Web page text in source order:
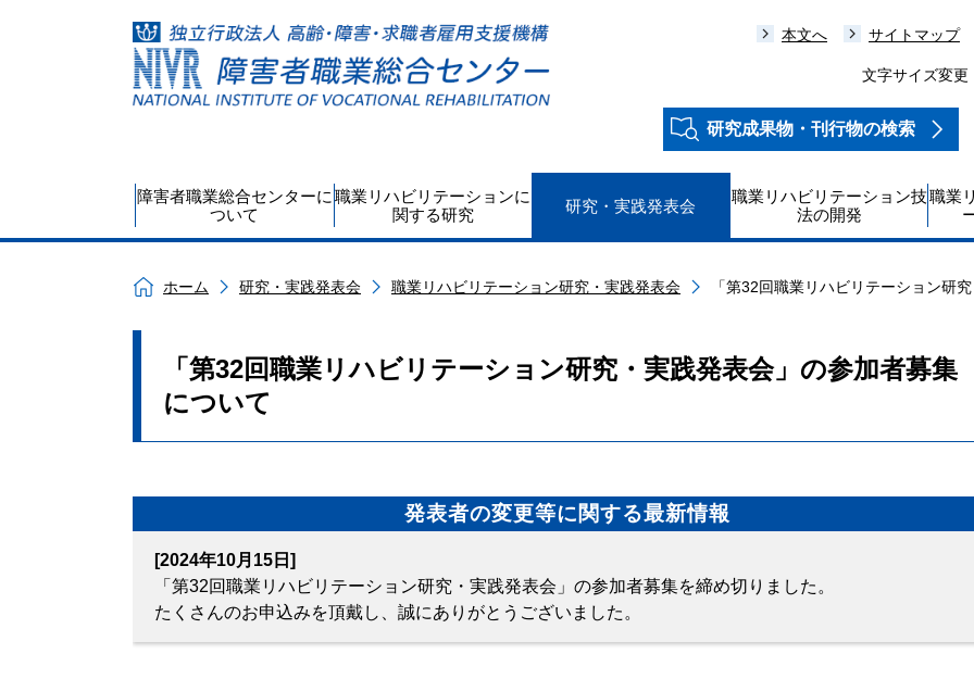
本文へ サイトマップ
文字サイズ変更
研究成果物・刊行物の検索
障害者職業総合センターに
ついて
職業リハビリテーションに
関する研究
研究・実践発表会
職業リハビリテーション技
法の開発
職業
ホーム 研究・実践発表会 職業リハビリテーション研究・実践発表会 「第32回職業リハビリテーション研
「第32回職業リハビリテーション研究・実践発表会」の参加者募集
について
発表者の変更等に関する最新情報
[2024年10月15日]
「第32回職業リハビリテーション研究・実践発表会」の参加者募集を締め切りました。
たくさんのお申込みを頂戴し、誠にありがとうございました。